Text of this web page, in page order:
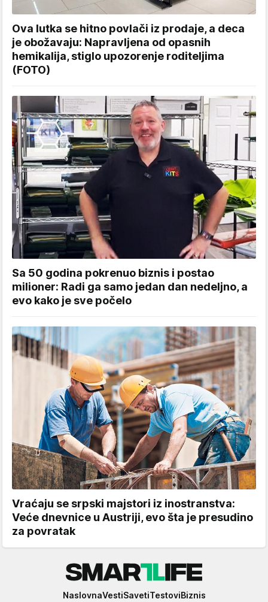
Ova lutka se hitno povlači iz prodaje, a deca
je obožavaju: Napravljena od opasnih
hemikalija, stiglo upozorenje roditeljima
(FOTO)
Sa 50 godina pokrenuo biznis i postao
milioner: Radi ga samo jedan dan nedeljno, a
evo kako je sve počelo
Vraćaju se srpski majstori iz inostranstva:
Veće dnevnice u Austriji, evo šta je presudino
za povratak
NaslovnaVestiSavetiTestoviBiznis